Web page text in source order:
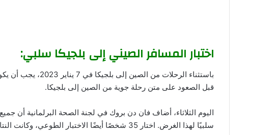
اختبار المسافر الصيني إلى بلجيكا سلبي:
باستثناء الرحلات من
قبل الصعود على متن رحلة جوية من الصين إلى بلجيكا.
سلبيًا لهذا الغرض. اختار 35 شخصًا أيضًا الاختبار الطوعي، وكانت النتائج كلها سلبية.